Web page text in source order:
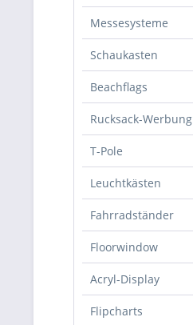
Messesysteme
Schaukasten
Beachflags
Rucksack-Werbung
T-Pole
Leuchtkästen
Fahrradständer
Floorwindow
Acryl-Display
Flipcharts